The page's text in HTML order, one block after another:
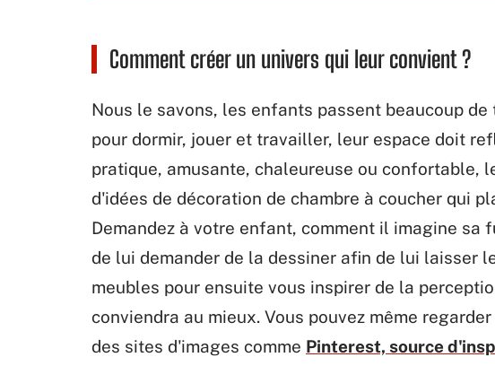
Comment créer un univers qui leur convient ?
Nous le savons, les enfants passent beaucoup
pour dormir, jouer et travailler, leur espace doit
pratique, amusante, chaleureuse ou confortable,
d'idées de décoration de chambre à coucher qui
Demandez à votre enfant, comment il imagine sa
de lui demander de la dessiner afin de lui laisser
meubles pour ensuite vous inspirer de la
conviendra au mieux. Vous pouvez même
des sites d'images comme Pinterest, source